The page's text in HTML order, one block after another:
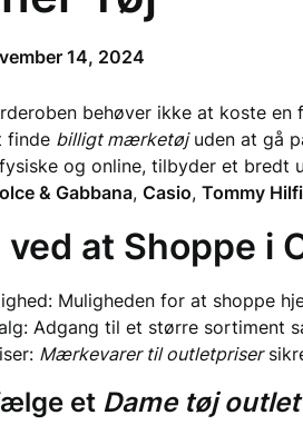
14, 2024
behøver ikke at koste en
finde billigt mærketøjuden at gå
og online, tilbyder et bredt
& Gabbana, Casio, Tommy
ved at Shoppe i
Muligheden for at shoppe
Adgang til et større sortiment
Mærkevarer til outletpriser
et Dame tøj outlet